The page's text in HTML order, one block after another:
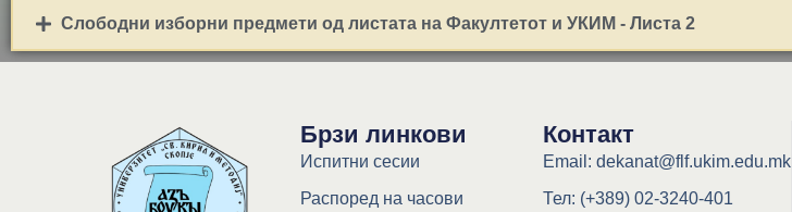
Слободни изборни предмети од листата на Факултетот и УКИМ - Листа 2
Брзи линкови
Испитни сесии
Распоред на часови
Контакт
Email: dekanat@flf.ukim.edu.mk
Тел: (+389) 02-3240-401